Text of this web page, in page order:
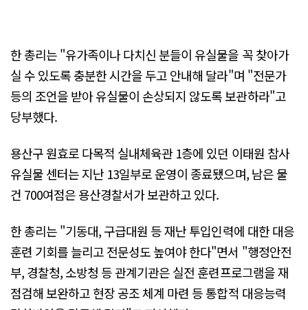
한 총리는 "유가족이나 다치신 분들이 유실물을 꼭 찾아가
실 수 있도록 충분한 시간을 두고 안내해 달라"며 "전문가
등의 조언을 받아 유실물이 손상되지 않도록 보관하라"고
당부했다.
용산구 원효로 다목적 실내체육관 1층에 있던 이태원 참사
유실물 센터는 지난 13일부로 운영이 종료됐으며, 남은 물
건 700여점은 용산경찰서가 보관하고 있다.
한 총리는 "기동대, 구급대원 등 재난 투입인력에 대한 대응
훈련 기회를 늘리고 전문성도 높여야 한다"면서 "행정안전
부, 경찰청, 소방청 등 관계기관은 실전 훈련프로그램을 재
점검해 보완하고 현장 공조 체계 마련 등 통합적 대응능력